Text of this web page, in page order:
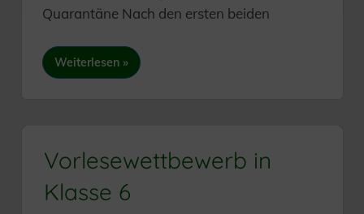
Quarantäne Nach den ersten beiden
Weiterlesen
Vorlesewettbewerb in
Klasse 6